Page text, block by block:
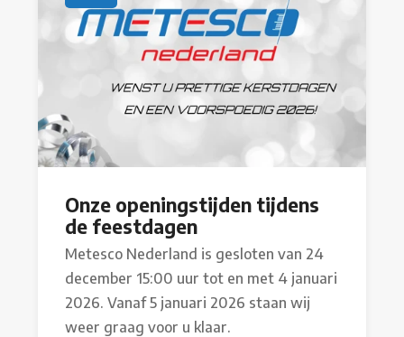
Onze openingstijden tijdens
de feestdagen
Metesco Nederland is gesloten van 24
december 15:00 uur tot en met 4 januari
2026. Vanaf 5 januari 2026 staan wij
weer graag voor u klaar.